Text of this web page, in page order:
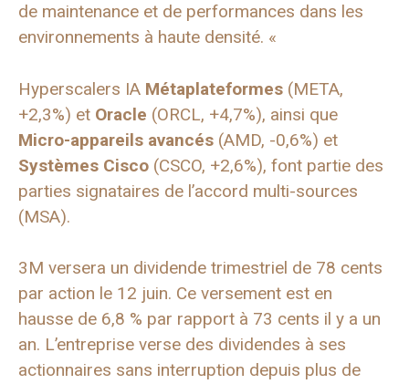
de maintenance et de performances dans les
environnements à haute densité. «
Hyperscalers IA Métaplateformes (META,
+2,3%) et Oracle (ORCL, +4,7%), ainsi que
Micro-appareils avancés (AMD, -0,6%) et
Systèmes Cisco (CSCO, +2,6%), font partie des
parties signataires de l’accord multi-sources
(MSA).
3M versera un dividende trimestriel de 78 cents
par action le 12 juin. Ce versement est en
hausse de 6,8 % par rapport à 73 cents il y a un
an. L’entreprise verse des dividendes à ses
actionnaires sans interruption depuis plus de